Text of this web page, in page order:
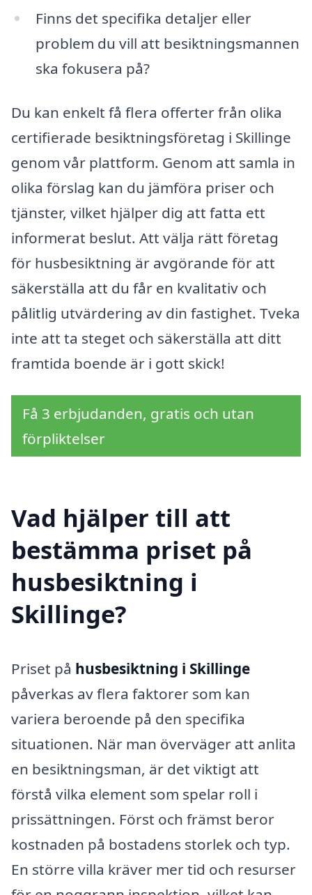
Finns det specifika detaljer eller
problem du vill att besiktningsmannen
ska fokusera på?
Du kan enkelt få flera offerter från olika
certifierade besiktningsföretag i Skillinge
genom vår plattform. Genom att samla in
olika förslag kan du jämföra priser och
tjänster, vilket hjälper dig att fatta ett
informerat beslut. Att välja rätt företag
för husbesiktning är avgörande för att
säkerställa att du får en kvalitativ och
pålitlig utvärdering av din fastighet. Tveka
inte att ta steget och säkerställa att ditt
framtida boende är i gott skick!
Få 3 erbjudanden, gratis och utan
förpliktelser
Vad hjälper till att
bestämma priset på
husbesiktning i
Skillinge?
Priset på husbesiktning i Skillinge
påverkas av flera faktorer som kan
variera beroende på den specifika
situationen. När man överväger att anlita
en besiktningsman, är det viktigt att
förstå vilka element som spelar roll i
prissättningen. Först och främst beror
kostnaden på bostadens storlek och typ.
En större villa kräver mer tid och resurser